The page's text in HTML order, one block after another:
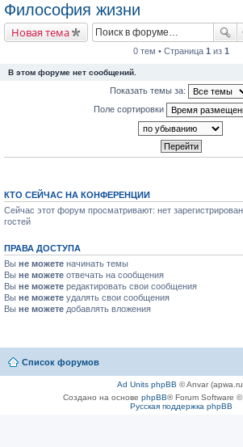
Философия жизни
Новая тема
0 тем • Страница 1 из 1
В этом форуме нет сообщений.
Показать темы за:
Поле сортировки
КТО СЕЙЧАС НА КОНФЕРЕНЦИИ
Сейчас этот форум просматривают: нет
гостей
ПРАВА ДОСТУПА
Вы не можете начинать темы
Вы не можете отвечать на сообщения
Вы не можете редактировать свои сообщения
Вы не можете удалять свои сообщения
Вы не можете добавлять вложения
Список форумов
Ad Units phpBB © Anvar
Создано на основе phpBB® Forum Software
Русская поддержка phpBB